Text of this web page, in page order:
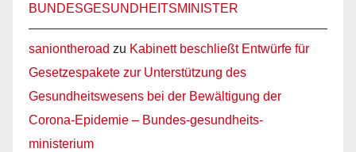
BUNDESGESUNDHEITSMINISTER
saniontheroad zu Kabinett beschließt Entwürfe für
Gesetzespakete zur Unterstützung des
Gesundheitswesens bei der Bewältigung der
Corona-Epidemie – Bundes-gesundheits-
ministerium